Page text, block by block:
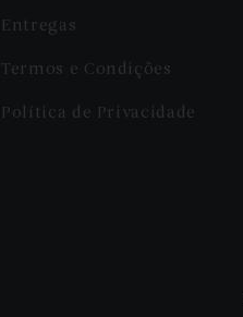
Entregas
Termos e Condições
Política de Privacidade